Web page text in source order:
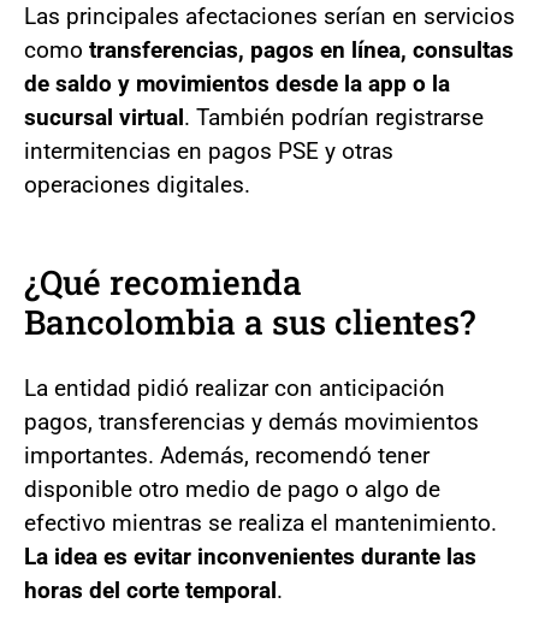
Las principales afectaciones serían en servicios
como transferencias, pagos en línea, consultas
de saldo y movimientos desde la app o la
sucursal virtual. También podrían registrarse
intermitencias en pagos PSE y otras
operaciones digitales.
¿Qué recomienda
Bancolombia a sus clientes?
La entidad pidió realizar con anticipación
pagos, transferencias y demás movimientos
importantes. Además, recomendó tener
disponible otro medio de pago o algo de
efectivo mientras se realiza el mantenimiento.
La idea es evitar inconvenientes durante las
horas del corte temporal.